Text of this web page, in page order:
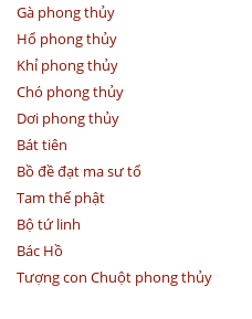
Gà phong thủy
Hổ phong thủy
Khỉ phong thủy
Chó phong thủy
Dơi phong thủy
Bát tiên
Bồ đề đạt ma sư tổ
Tam thế phật
Bộ tứ linh
Bác Hồ
Tượng con Chuột phong thủy